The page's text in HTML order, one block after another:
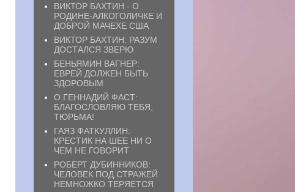
ВИКТОР БАХТИН - О
РОДИНЕ-АЛКОГОЛИЧКЕ И
ДОБРОЙ МАЧЕХЕ США
ВИКТОР БАХТИН: РАЗУМ
ДОСТАЛСЯ ЗВЕРЮ
БЕНЬЯМИН ВАГНЕР:
ЕВРЕЙ ДОЛЖЕН БЫТЬ
ЗДОРОВЫМ
О.ГЕННАДИЙ ФАСТ:
БЛАГОСЛОВЛЯЮ ТЕБЯ,
ТЮРЬМА!
ГАЯЗ ФАТКУЛЛИН:
КРЕСТИК НА ШЕЕ НИ О
ЧЕМ НЕ ГОВОРИТ
РОБЕРТ ДУБИННИКОВ:
ЧЕЛОВЕК ПОД СТРАЖЕЙ
НЕМНОЖКО ТЕРЯЕТСЯ